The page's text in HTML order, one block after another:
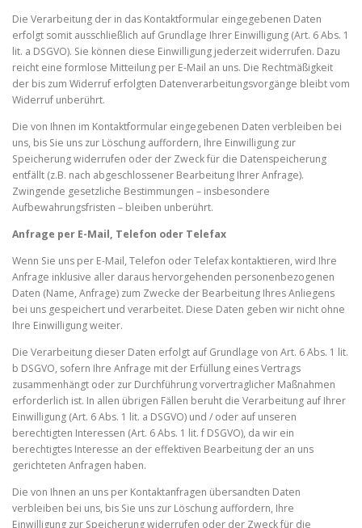
Die Verarbeitung der in das Kontaktformular eingegebenen Daten
erfolgt somit ausschließlich auf Grundlage Ihrer Einwilligung (Art. 6 Abs. 1
lit. a DSGVO). Sie können diese Einwilligung jederzeit widerrufen. Dazu
reicht eine formlose Mitteilung per E-Mail an uns. Die Rechtmäßigkeit
der bis zum Widerruf erfolgten Datenverarbeitungsvorgänge bleibt vom
Widerruf unberührt.
Die von Ihnen im Kontaktformular eingegebenen Daten verbleiben bei
uns, bis Sie uns zur Löschung auffordern, Ihre Einwilligung zur
Speicherung widerrufen oder der Zweck für die Datenspeicherung
entfällt (z.B. nach abgeschlossener Bearbeitung Ihrer Anfrage).
Zwingende gesetzliche Bestimmungen – insbesondere
Aufbewahrungsfristen – bleiben unberührt.
Anfrage per E-Mail, Telefon oder Telefax
Wenn Sie uns per E-Mail, Telefon oder Telefax kontaktieren, wird Ihre
Anfrage inklusive aller daraus hervorgehenden personenbezogenen
Daten (Name, Anfrage) zum Zwecke der Bearbeitung Ihres Anliegens
bei uns gespeichert und verarbeitet. Diese Daten geben wir nicht ohne
Ihre Einwilligung weiter.
Die Verarbeitung dieser Daten erfolgt auf Grundlage von Art. 6 Abs. 1 lit.
b DSGVO, sofern Ihre Anfrage mit der Erfüllung eines Vertrags
zusammenhängt oder zur Durchführung vorvertraglicher Maßnahmen
erforderlich ist. In allen übrigen Fällen beruht die Verarbeitung auf Ihrer
Einwilligung (Art. 6 Abs. 1 lit. a DSGVO) und / oder auf unseren
berechtigten Interessen (Art. 6 Abs. 1 lit. f DSGVO), da wir ein
berechtigtes Interesse an der effektiven Bearbeitung der an uns
gerichteten Anfragen haben.
Die von Ihnen an uns per Kontaktanfragen übersandten Daten
verbleiben bei uns, bis Sie uns zur Löschung auffordern, Ihre
Einwilligung zur Speicherung widerrufen oder der Zweck für die